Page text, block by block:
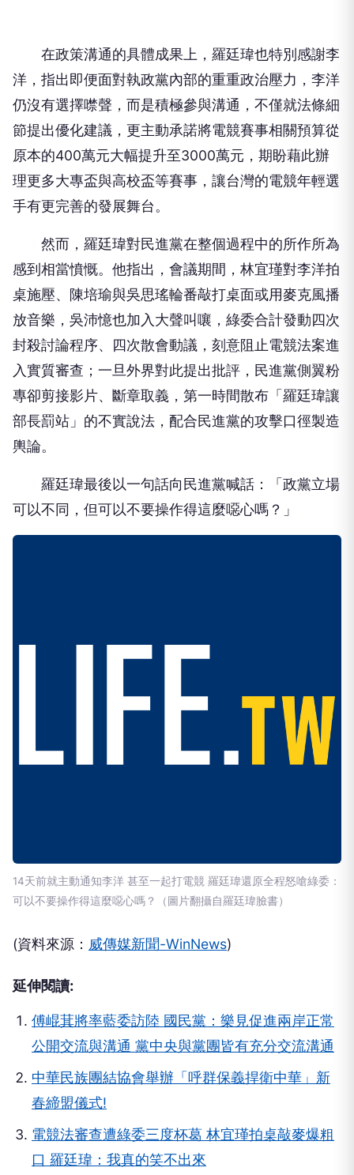
在政策溝通的具體成果上，羅廷瑋也特別感謝李
洋，指出即便面對執政黨內部的重重政治壓力，李洋
仍沒有選擇噤聲，而是積極參與溝通，不僅就法條細
節提出優化建議，更主動承諾將電競賽事相關預算從
原本的400萬元大幅提升至3000萬元，期盼藉此辦
理更多大專盃與高校盃等賽事，讓台灣的電競年輕選
手有更完善的發展舞台。
然而，羅廷瑋對民進黨在整個過程中的所作所為
感到相當憤慨。他指出，會議期間，林宜瑾對李洋拍
桌施壓、陳培瑜與吳思瑤輪番敲打桌面或用麥克風播
放音樂，吳沛憶也加入大聲叫嚷，綠委合計發動四次
封殺討論程序、四次散會動議，刻意阻止電競法案進
入實質審查；一旦外界對此提出批評，民進黨側翼粉
專卻剪接影片、斷章取義，第一時間散布「羅廷瑋讓
部長罰站」的不實說法，配合民進黨的攻擊口徑製造
輿論。
羅廷瑋最後以一句話向民進黨喊話：「政黨立場
可以不同，但可以不要操作得這麼噁心嗎？」
14天前就主動通知李洋 甚至一起打電競 羅廷瑋還原全程怒嗆綠委：
可以不要操作得這麼噁心嗎？（圖片翻攝自羅廷瑋臉書）
(資料來源： 威傳媒新聞-WinNews)
延伸閱讀:
傅崐萁將率藍委訪陸 國民黨：樂見促進兩岸正常
公開交流與溝通 黨中央與黨團皆有充分交流溝通
中華民族團結協會舉辦「呼群保義捍衛中華」新
春締盟儀式!
電競法審查遭綠委三度杯葛 林宜瑾拍桌敲麥爆粗
口 羅廷瑋：我真的笑不出來